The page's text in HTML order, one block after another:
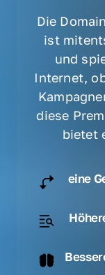
Die
ist
und
Internet,
diese
bietet
eine